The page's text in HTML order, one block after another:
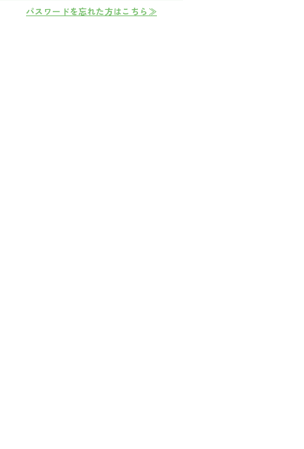
パスワードを忘れた方はこちら≫